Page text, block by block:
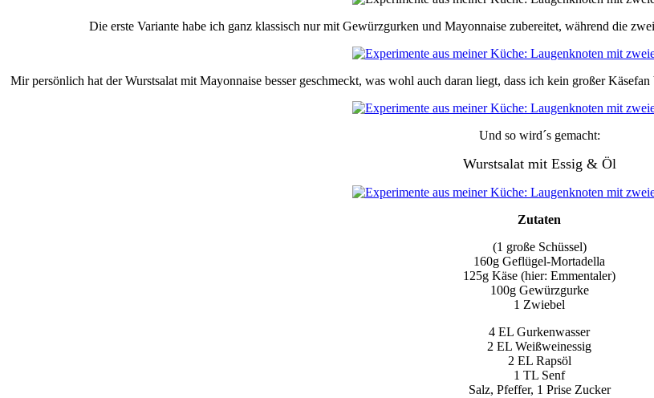
Die erste Variante habe ich ganz klassisch nur mit Gewürzgurken und Mayonnaise zubereitet, während die
Mir persönlich hat der Wurstsalat mit Mayonnaise besser geschmeckt, was wohl auch daran liegt, dass ich kein großer
Und so wird´s gemacht:
Wurstsalat mit Essig & Öl
Zutaten
(1 große Schüssel)
160g Geflügel-Mortadella
125g Käse (hier: Emmentaler)
100g Gewürzgurke
1 Zwiebel
4 EL Gurkenwasser
2 EL Weißweinessig
2 EL Rapsöl
1 TL Senf
Salz, Pfeffer, 1 Prise Zucker